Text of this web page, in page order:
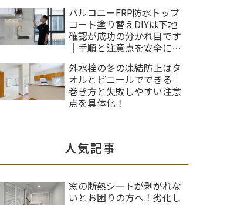
バルコニーFRP防水トップ
コート塗り替えDIYは下地
確認が成功の分かれ目です
｜手順と注意点を安全に整
外水栓の冬の凍結防止はタ
オルとビニールでできる｜
巻き方と失敗しやすい注意
点を具体化！
人気記事
窓の断熱シートが剥がれな
いとお困りの方へ！劣化し